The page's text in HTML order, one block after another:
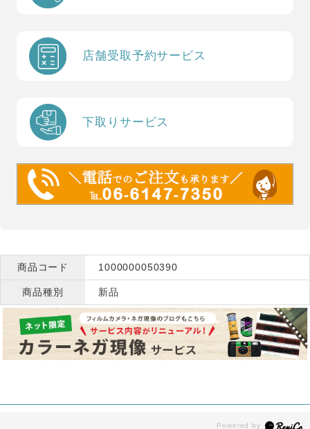
店舗受取予約サービス
下取りサービス
商品コード 1000000050390
商品種別 新品